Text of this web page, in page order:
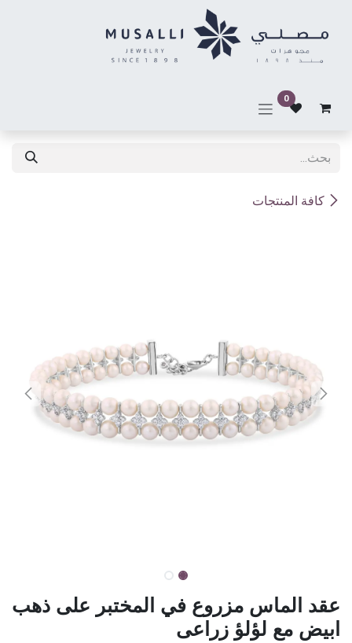
0
كافة المنتجات
عقد الماس مزروع في المختبر على ذهب
ابيض مع لؤلؤ زراعى